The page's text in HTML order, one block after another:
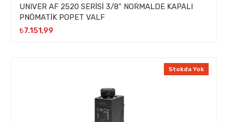
UNIVER AF 2520 SERİSİ 3/8" NORMALDE KAPALI
PNÖMATİK POPET VALF
₺7.151,99
Stokda Yok